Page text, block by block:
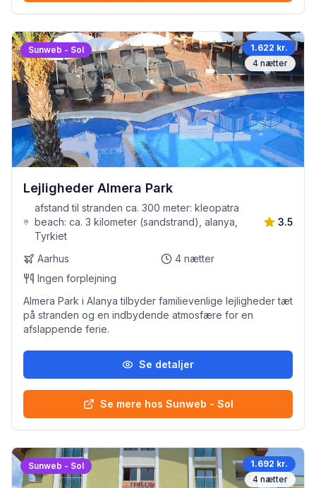
Sunweb - Sol
1.622 kr.
4 nætter
Lejligheder Almera Park
afstand til stranden ca. 300 meter: kleopatra
beach: ca. 3 kilometer (sandstrand), alanya,
Tyrkiet
3.5
Aarhus 4 nætter
Ingen forplejning
Almera Park i Alanya tilbyder familievenlige lejligheder tæt
på stranden og en indbydende atmosfære for en
afslappende ferie.
Se detaljer
Se mere hos Sunweb - Sol
Sunweb - Sol
1.692 kr.
4 nætter